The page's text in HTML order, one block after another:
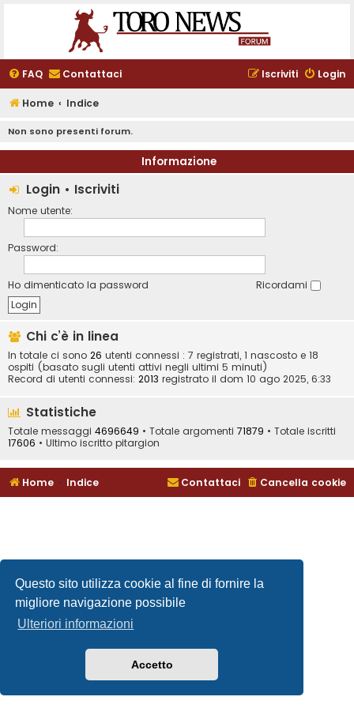
Questo sito utilizza cookie al fine di fornire la
migliore navigazione possibile
Ulteriori informazioni
Accetto
FAQ Contattaci Login
Iscriviti
Home Indice
Non sono presenti forum.
Informazione
Login • Iscriviti
Nome utente:
Password:
Ho dimenticato la password Ricordami
Chi c’è in linea
In totale ci sono 26 utenti connessi : 7 registrati, 1 nascosto e 18
ospiti (basato sugli utenti attivi negli ultimi 5 minuti)
Record di utenti connessi: 2013 registrato il dom 10 ago 2025, 6:33
Statistiche
Totale messaggi 4696649 • Totale argomenti 71879 • Totale iscritti
17606 • Ultimo iscritto pitargion
Home Indice Cancella cookie
Contattaci